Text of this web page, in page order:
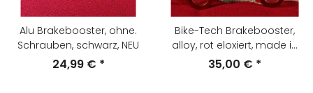
Alu Brakebooster, ohne.
Schrauben, schwarz, NEU
24,99 € *
Bike-Tech Brakebooster,
alloy, rot eloxiert, made in
Germany, gebraucht
35,00 € *